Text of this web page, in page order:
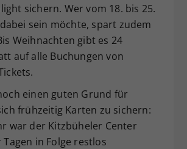
sichern. Wer vom 18. bis 25.
dabei sein möchte, spart zudem
Weihnachten gibt es 24
auf alle Buchungen von
einen guten Grund für
frühzeitig Karten zu sichern:
war der Kitzbüheler Center
in Folge restlos